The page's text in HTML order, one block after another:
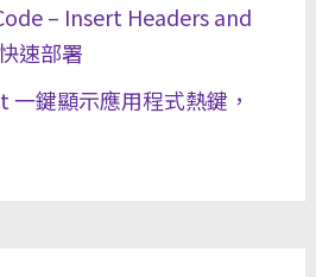
– Insert Headers and
速部署
鍵顯示應用程式熱鍵，